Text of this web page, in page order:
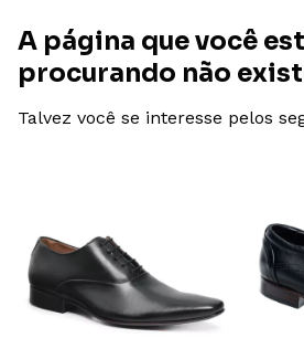
A página que você
procurando não
Talvez você se interesse pelos